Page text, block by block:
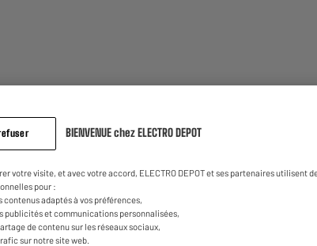
Mobile Sénior DORO Leva
Rouge
★★★★★
★★★★★
BIENVENUE chez ELECTRO DEPOT
votre visite, et avec votre accord, ELECTRO DEPOT et ses partenaires utilisent
pour :
contenus adaptés à vos préférences,
publicités et communications personnalisées,
de contenu sur les réseaux sociaux,
sur notre site web.